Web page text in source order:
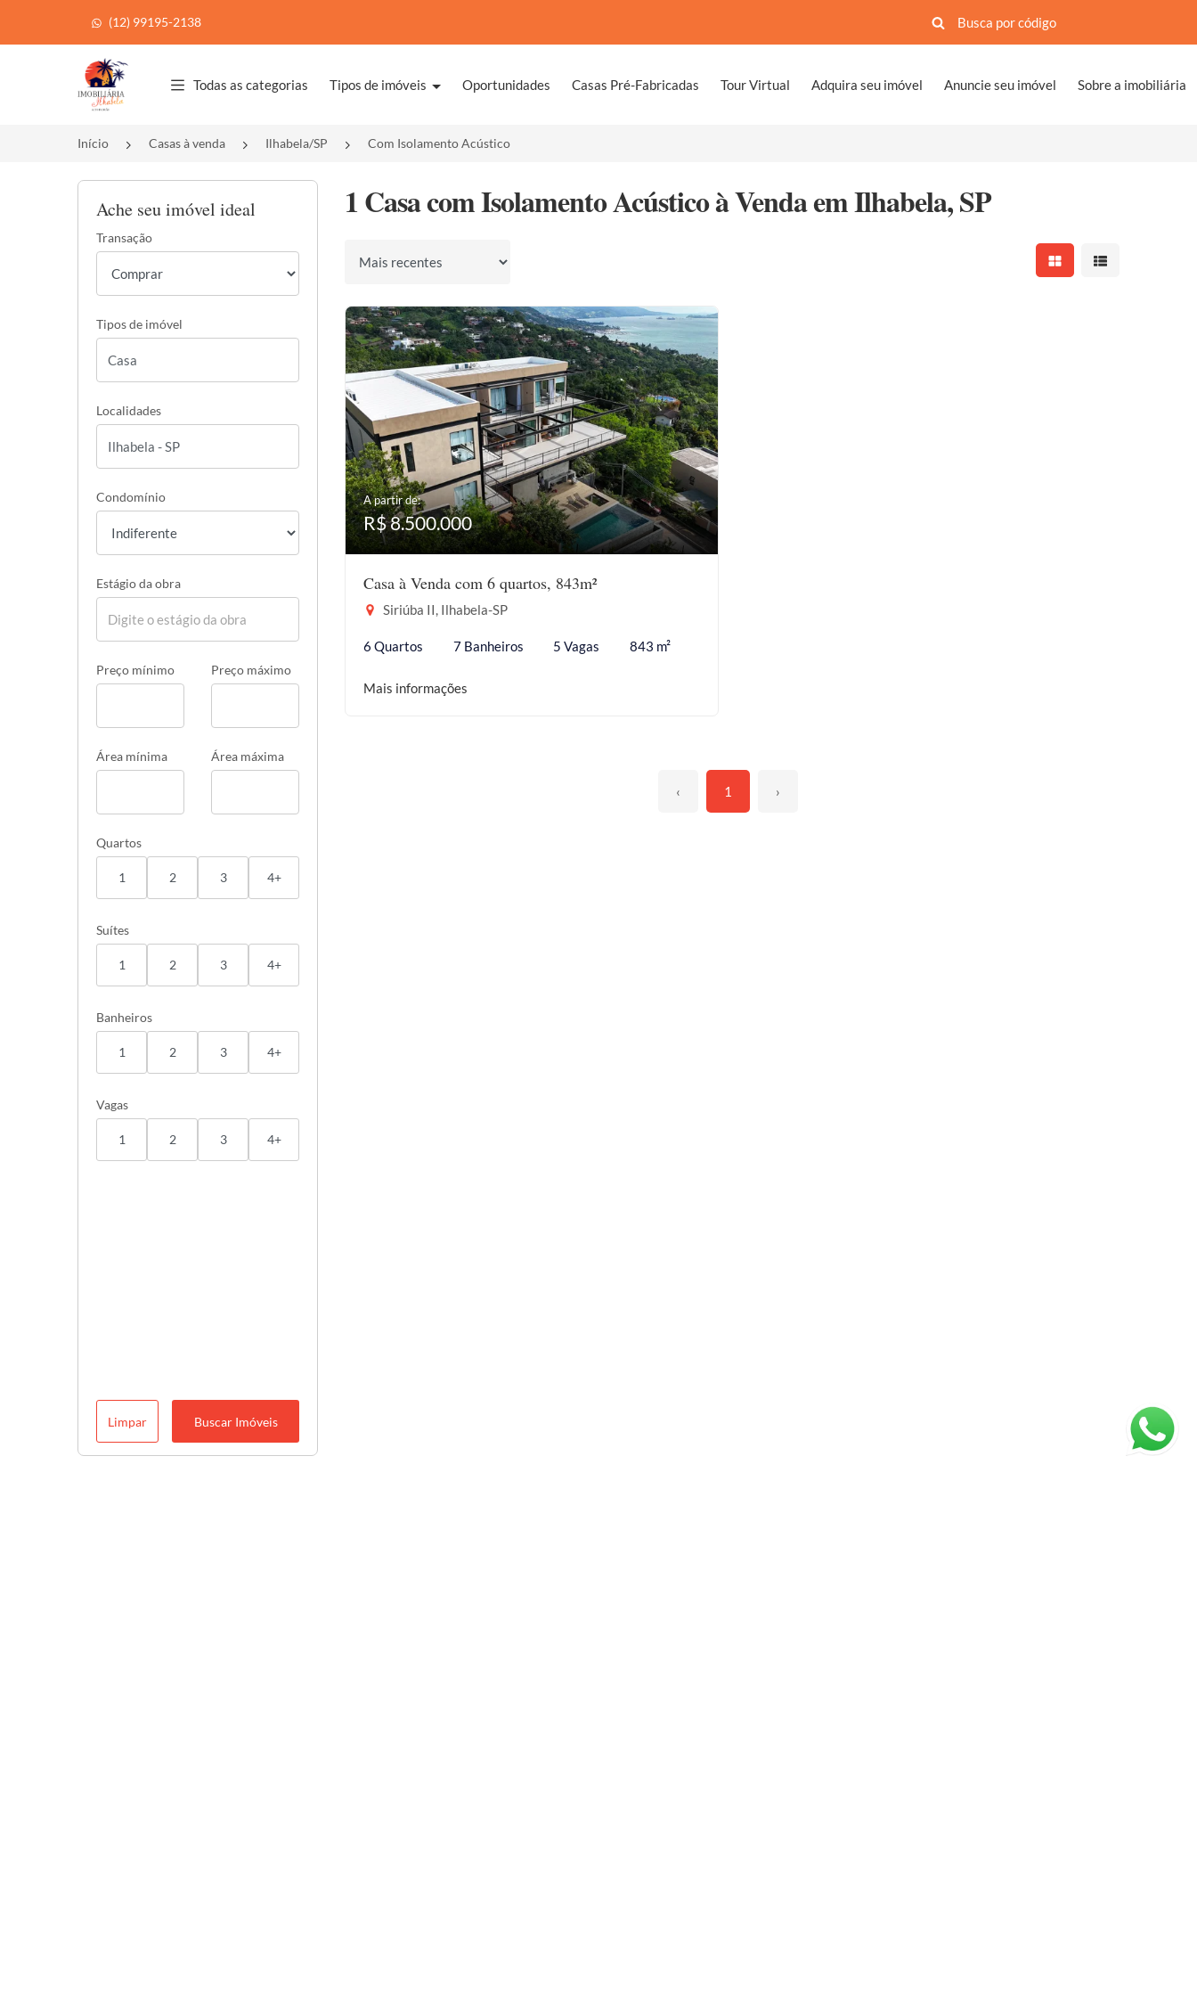
(12) 99195-2138
Página inicial
Todas as categorias Tipos de imóveis Oportunidades Casas Pré-Fabricadas Tour Virtual Adquira seu imóvel Anuncie seu imóvel Sobre a imobiliária
Início Casas à venda Ilhabela/SP Com Isolamento Acústico
Ache seu imóvel ideal
Transação
Tipos de imóvel
Localidades
Condomínio
Estágio da obra
Preço mínimo Preço máximo
Área mínima Área máxima
Quartos
1 2 3 4+
Suítes
1 2 3 4+
Banheiros
1 2 3 4+
Vagas
1 2 3 4+
Limpar Buscar Imóveis
1 Casa com Isolamento Acústico à Venda em Ilhabela, SP
Ordenar por Mostrar resultados em
Mostrar
A partir de:
R$ 8.500.000
Casa à Venda com 6 quartos, 843m²
Siriúba II, Ilhabela-SP
6 Quartos 7 Banheiros 5 Vagas 843 m²
Mais informações
‹ 1 ›